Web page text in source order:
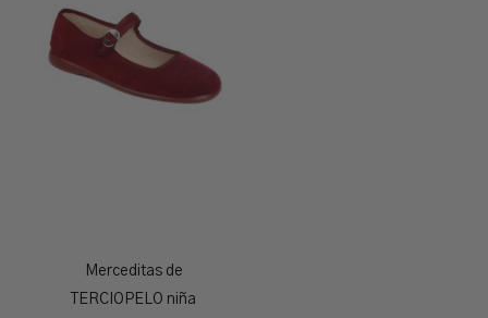
Merceditas de
TERCIOPELO niña